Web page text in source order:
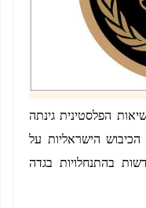
וואפא – הנשיאות הפלסטינית גינתה
הישראליות על
2,162 יחידות חדשות בהתנחלויות בגדה